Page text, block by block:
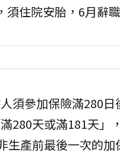
須住院安胎，6月辭
須參加保險滿280
280天或滿181天」
生產前最後一次的